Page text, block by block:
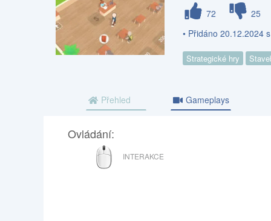
72
25
• Přidáno 20.12.2024
Strategické hry
Přehled Gameplays
Ovládání:
MYŠ
INTERAKCE